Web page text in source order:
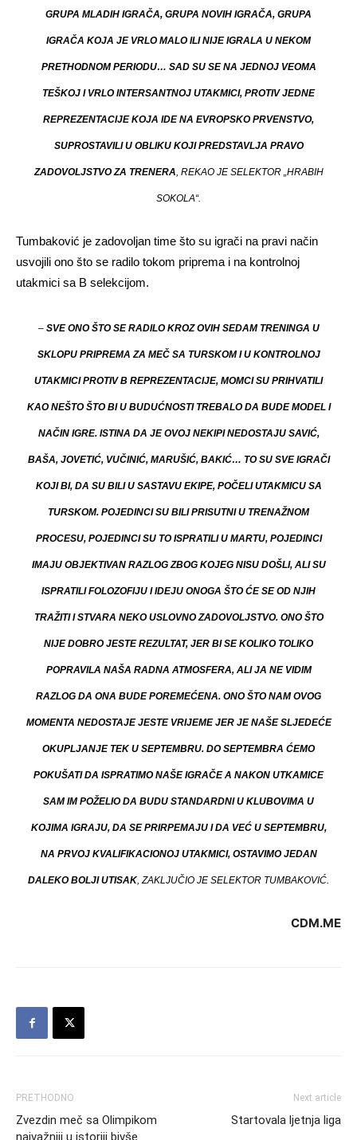
GRUPA MLADIH IGRAČA, GRUPA NOVIH IGRAČA, GRUPA
IGRAČA KOJA JE VRLO MALO ILI NIJE IGRALA U NEKOM
PRETHODNOM PERIODU… SAD SU SE NA JEDNOJ VEOMA
TEŠKOJ I VRLO INTERSANTNOJ UTAKMICI, PROTIV JEDNE
REPREZENTACIJE KOJA IDE NA EVROPSKO PRVENSTVO,
SUPROSTAVILI U OBLIKU KOJI PREDSTAVLJA PRAVO
ZADOVOLJSTVO ZA TRENERA, REKAO JE SELEKTOR „HRABIH
SOKOLA“.
Tumbaković je zadovoljan time što su igrači na pravi način
usvojili ono što se radilo tokom priprema i na kontrolnoj
utakmici sa B selekcijom.
– SVE ONO ŠTO SE RADILO KROZ OVIH SEDAM TRENINGA U
SKLOPU PRIPREMA ZA MEČ SA TURSKOM I U KONTROLNOJ
UTAKMICI PROTIV B REPREZENTACIJE, MOMCI SU PRIHVATILI
KAO NEŠTO ŠTO BI U BUDUĆNOSTI TREBALO DA BUDE MODEL I
NAČIN IGRE. ISTINA DA JE OVOJ NEKIPI NEDOSTAJU SAVIĆ,
BAŠA, JOVETIĆ, VUČINIĆ, MARUŠIĆ, BAKIĆ… TO SU SVE IGRAČI
KOJI BI, DA SU BILI U SASTAVU EKIPE, POČELI UTAKMICU SA
TURSKOM. POJEDINCI SU BILI PRISUTNI U TRENAŽNOM
PROCESU, POJEDINCI SU TO ISPRATILI U MARTU, POJEDINCI
IMAJU OBJEKTIVAN RAZLOG ZBOG KOJEG NISU DOŠLI, ALI SU
ISPRATILI FOLOZOFIJU I IDEJU ONOGA ŠTO ĆE SE OD NJIH
TRAŽITI I STVARA NEKO USLOVNO ZADOVOLJSTVO. ONO ŠTO
NIJE DOBRO JESTE REZULTAT, JER BI SE KOLIKO TOLIKO
POPRAVILA NAŠA RADNA ATMOSFERA, ALI JA NE VIDIM
RAZLOG DA ONA BUDE POREMEĆENA. ONO ŠTO NAM OVOG
MOMENTA NEDOSTAJE JESTE VRIJEME JER JE NAŠE SLJEDEĆE
OKUPLJANJE TEK U SEPTEMBRU. DO SEPTEMBRA ĆEMO
POKUŠATI DA ISPRATIMO NAŠE IGRAČE A NAKON UTKAMICE
SAM IM POŽELIO DA BUDU STANDARDNI U KLUBOVIMA U
KOJIMA IGRAJU, DA SE PRIRPEMAJU I DA VEĆ U SEPTEMBRU,
NA PRVOJ KVALIFIKACIONOJ UTAKMICI, OSTAVIMO JEDAN
DALEKO BOLJI UTISAK, ZAKLJUČIO JE SELEKTOR TUMBAKOVIĆ.
CDM.ME
PRETHODNO
Zvezdin meč sa Olimpikom
najvažniji u istoriji bivše
Next article
Startovala ljetnja liga